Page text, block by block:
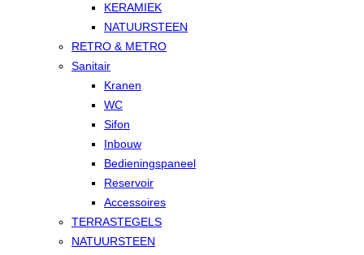
KERAMIEK
NATUURSTEEN
RETRO & METRO
Sanitair
Kranen
WC
Sifon
Inbouw
Bedieningspaneel
Reservoir
Accessoires
TERRASTEGELS
NATUURSTEEN